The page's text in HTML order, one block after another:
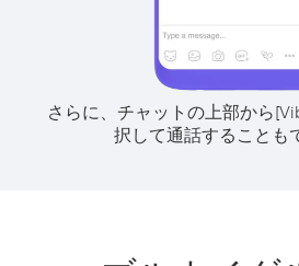
さらに、チャットの上部から
択して通話することも